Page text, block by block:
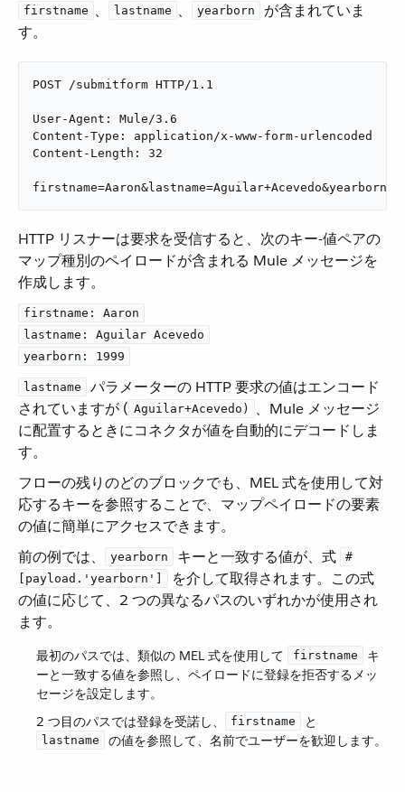
firstname ​、​ lastname ​、​ yearborn
​ が含まれていま
す。
POST /submitform HTTP/1.1
User-Agent: Mule/3.6
Content-Type: application/x-www-form-urlencoded
Content-Length: 32
HTTP リスナーは要求を受信すると、次のキー-値ペアの
マップ種別のペイロードが含まれる Mule メッセージを
作成します。
firstname: Aaron
lastname: Aguilar Acevedo
yearborn: 1999
lastname
​ パラメーターの HTTP 要求の値はエンコード
されていますが (​ Aguilar+Acevedo)
​、Mule メッセージ
に配置するときにコネクタが値を自動的にデコードしま
す。
フローの残りのどのブロックでも、MEL 式を使用して対
応するキーを参照することで、マップペイロードの要素
の値に簡単にアクセスできます。
前の例では、​
yearborn ​ キーと一致する値が、式 ​
#
[payload.'yearborn']
​ を介して取得されます。この式
の値に応じて、2 つの異なるパスのいずれかが使用され
ます。
最初のパスでは、類似の MEL 式を使用して ​ firstname
​ キ
ーと一致する値を参照し、ペイロードに登録を拒否するメッ
セージを設定します。
2 つ目のパスでは登録を受諾し、​
firstname ​ と ​
lastname ​ の値を参照して、名前でユーザーを歓迎します。